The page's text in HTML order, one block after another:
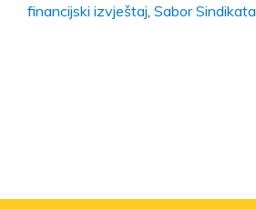
financijski izvještaj Sabor Sindikata